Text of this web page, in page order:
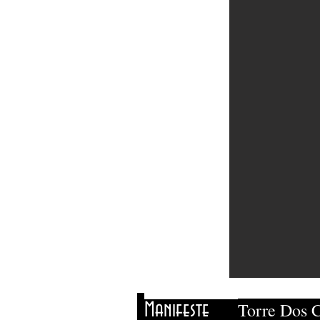
Manifeste Torre Dos